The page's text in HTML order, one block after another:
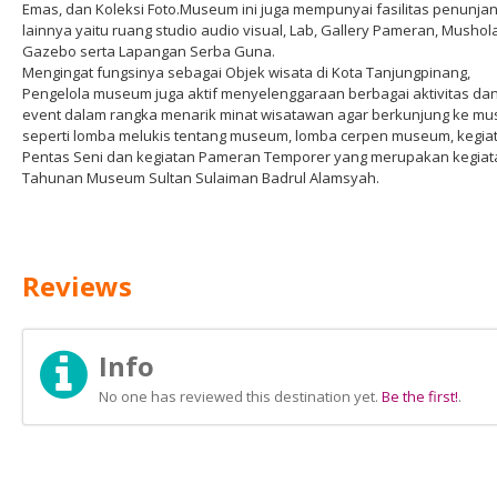
Emas, dan Koleksi Foto.Museum ini juga mempunyai fasilitas
lainnya yaitu ruang studio audio visual, Lab, Gallery Pameran,
Gazebo serta Lapangan Serba Guna.
Mengingat fungsinya sebagai Objek wisata di Kota Tanjungpinang,
Pengelola museum juga aktif menyelenggaraan berbagai aktivitas
event dalam rangka menarik minat wisatawan agar berkunjung ke
seperti lomba melukis tentang museum, lomba cerpen museum,
Pentas Seni dan kegiatan Pameran Temporer yang merupakan
Tahunan Museum Sultan Sulaiman Badrul Alamsyah.
Reviews
Info
No one has reviewed this destination yet. Be the first!.